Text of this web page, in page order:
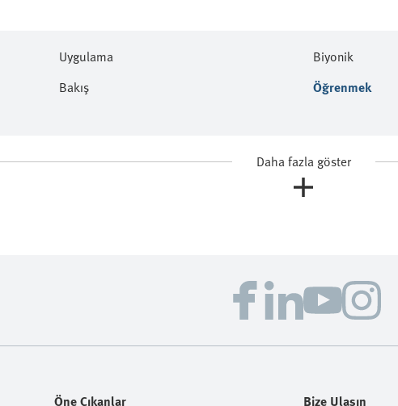
Uygulama Biyonik
Bakış Öğrenmek
Daha fazla göster
Öne Çıkanlar Bize Ulaşın